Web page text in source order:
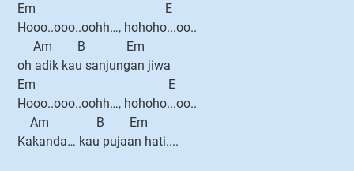
Em E
Hooo..ooo..oohh…, hohoho...oo..
Am B Em
oh adik kau sanjungan jiwa
Em E
Hooo..ooo..oohh…, hohoho...oo..
Am B Em
Kakanda… kau pujaan hati....